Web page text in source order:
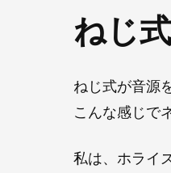
ねじ
ねじ式が音源
こんな感じで
私は、ホライ